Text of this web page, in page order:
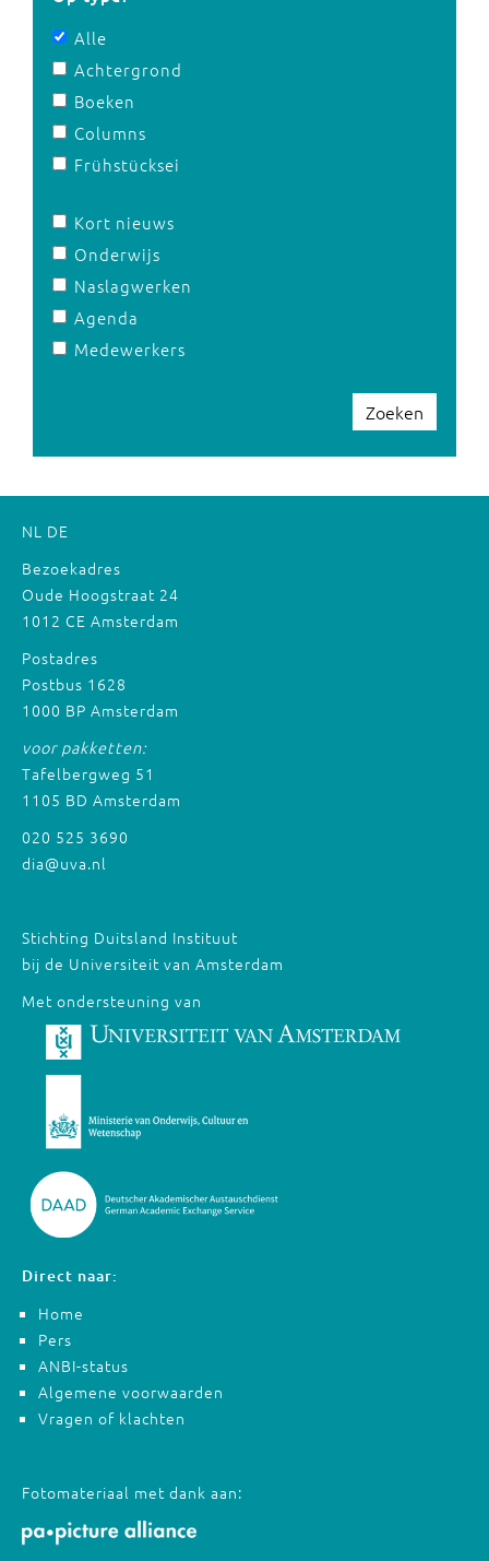
Alle
Achtergrond
Boeken
Columns
Frühstücksei
Kort nieuws
Onderwijs
Naslagwerken
Agenda
Medewerkers
Zoeken
NL DE
Bezoekadres
Oude Hoogstraat 24
1012 CE Amsterdam
Postadres
Postbus 1628
1000 BP Amsterdam
voor pakketten:
Tafelbergweg 51
1105 BD Amsterdam
020 525 3690
dia@uva.nl
Stichting Duitsland Instituut
bij de Universiteit van Amsterdam
Met ondersteuning van
Direct naar:
Home
Pers
ANBI-status
Algemene voorwaarden
Vragen of klachten
Fotomateriaal met dank aan: